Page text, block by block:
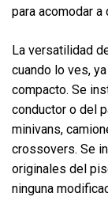
para acomodar
La versatilidad
cuando lo ves,
compacto. Se
conductor o del
minivans,
crossovers. Se
originales del
ninguna